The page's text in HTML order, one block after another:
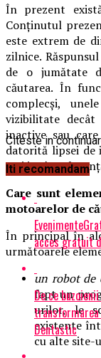
În prezent
Conținutul
este extrem de
zilnice.
de o jumătate
căutarea. În
complecși,
vizibilitate
inactive sau
datorită lipsei de
mai jos în
Care sunt
motoarelor de
În principal în
următoarele
un robot de
fapt un
urilor, le
existente
cu alte site-
Citeste in
Iti recomandam
acces gratuit
De ce
transformarea
Dentastic